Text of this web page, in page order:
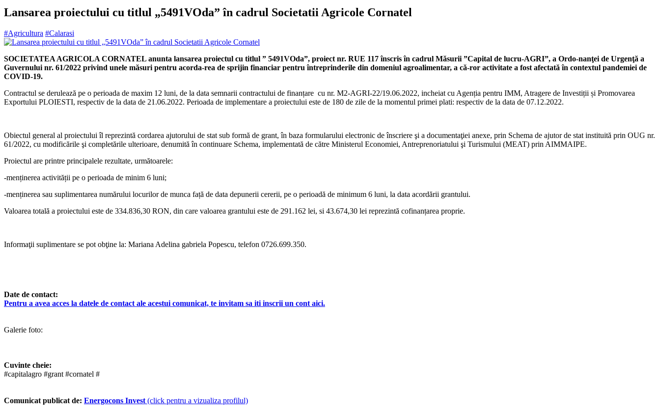
Lansarea proiectului cu titlul „5491VOda” în cadrul Societatii Agricole Cornatel
#Agricultura #Calarasi
SOCIETATEA AGRICOLA CORNATEL anunta lansarea proiectul cu titlul ” 5491VOda”, proiect nr. RUE 117 înscris în cadrul Măsurii ”Capital de lucru-AGRI”, a Ordo-nanţei de Urgenţă a
Guvernului nr. 61/2022 privind unele măsuri pentru acorda-rea de sprijin financiar pentru întreprinderile din domeniul agroalimentar, a că-ror activitate a fost afectată în contextul pandemiei de
COVID-19.
Contractul se derulează pe o perioada de maxim 12 luni, de la data semnarii contractului de finanțare cu nr. M2-AGRI-22/19.06.2022, incheiat cu Agenția pentru IMM, Atragere de Investiții și Promovarea
Exportului PLOIESTI, respectiv de la data de 21.06.2022. Perioada de implementare a proiectului este de 180 de zile de la momentul primei plati: respectiv de la data de 07.12.2022.
Obiectul general al proiectului îl reprezintă cordarea ajutorului de stat sub formă de grant, în baza formularului electronic de înscriere şi a documentaţiei anexe, prin Schema de ajutor de stat instituită prin OUG nr.
61/2022, cu modificările şi completările ulterioare, denumită în continuare Schema, implementată de către Ministerul Economiei, Antreprenoriatului şi Turismului (MEAT) prin AIMMAIPE.
Proiectul are printre principalele rezultate, următoarele:
-menținerea activității pe o perioada de minim 6 luni;
-menținerea sau suplimentarea numărului locurilor de munca față de data depunerii cererii, pe o perioadă de minimum 6 luni, la data acordării grantului.
Valoarea totală a proiectului este de 334.836,30 RON, din care valoarea grantului este de 291.162 lei, si 43.674,30 lei reprezintă cofinanțarea proprie.
Informaţii suplimentare se pot obţine la: Mariana Adelina gabriela Popescu, telefon 0726.699.350.
Date de contact:
Pentru a avea acces la datele de contact ale acestui comunicat, te invitam sa iti inscrii un cont aici.
Galerie foto:
Cuvinte cheie:
#capitalagro #grant #cornatel #
Comunicat publicat de: Energocons Invest (click pentru a vizualiza profilul)